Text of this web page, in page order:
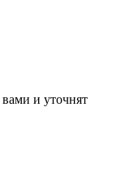
и уточнят